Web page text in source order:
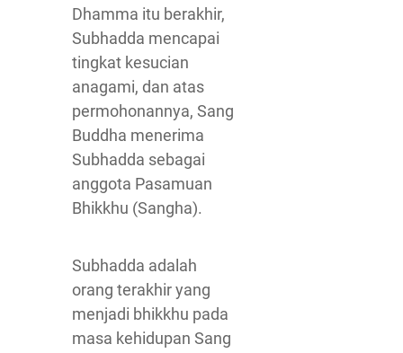
Dhamma itu berakhir,
Subhadda mencapai
tingkat kesucian
anagami, dan atas
permohonannya, Sang
Buddha menerima
Subhadda sebagai
anggota Pasamuan
Bhikkhu (Sangha).
Subhadda adalah
orang terakhir yang
menjadi bhikkhu pada
masa kehidupan Sang